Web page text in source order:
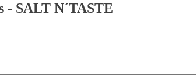
- SALT N´TASTE